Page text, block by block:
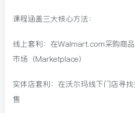
课程涵盖三大核心方法：
线上套利：在Walmart.com采购商
市场（Marketplace）
实体店套利：在沃尔玛线下门店寻
售